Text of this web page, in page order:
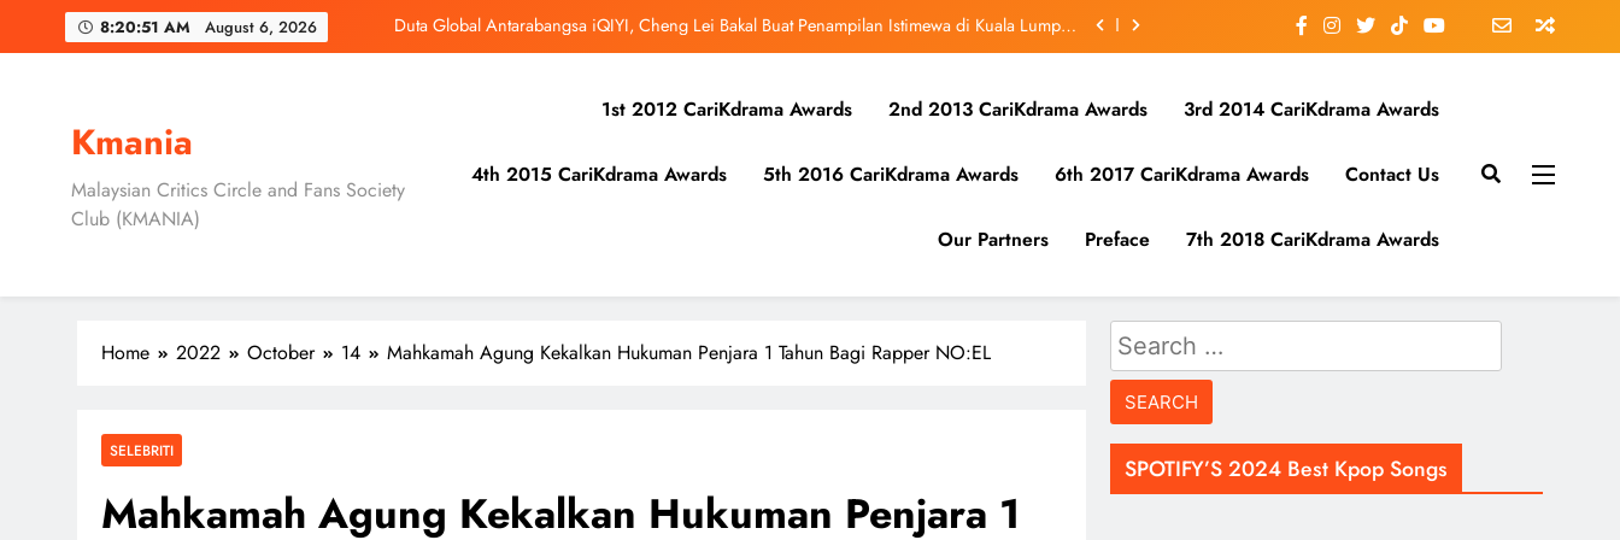
8:20:53 AM August 6, 2026
‘Dibunuh atau Membunuh’: Filem ‘Tiket Sehala’ Satukan Empat Negara Asia
Duta Global Antarabangsa iQIYI, Cheng Lei Bakal Buat Penampilan Istimewa di Kuala Lumpur
‘Dibunuh atau Membunuh’: Filem ‘Tiket Sehala’ Satukan Empat Negara Asia
Kmania
Malaysian Critics Circle and Fans Society
Club (KMANIA)
1st 2012 CariKdrama Awards 2nd 2013 CariKdrama Awards 3rd 2014 CariKdrama Awards
4th 2015 CariKdrama Awards 5th 2016 CariKdrama Awards 6th 2017 CariKdrama Awards Contact Us
Our Partners Preface 7th 2018 CariKdrama Awards
Home 2022 October 14 Mahkamah Agung Kekalkan Hukuman Penjara 1 Tahun Bagi Rapper NO:EL
SELEBRITI
Mahkamah Agung Kekalkan Hukuman Penjara 1
Search
for:
SPOTIFY’S 2024 Best Kpop Songs